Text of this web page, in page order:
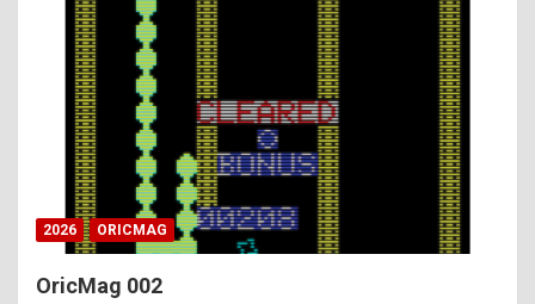
y
d
i
ff
i
2026 ORICMAG
OricMag 002